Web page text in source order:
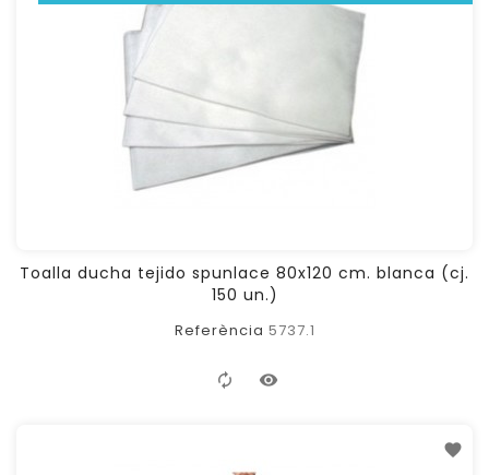
Toalla ducha tejido spunlace 80x120 cm. blanca (cj.
150 un.)
Referència 5737.1